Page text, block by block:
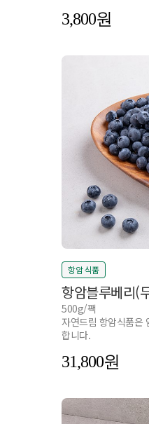
3,800
항암 식품
항암블루베리(
500g/팩
자연드림 항암식품은
합니다.
31,800